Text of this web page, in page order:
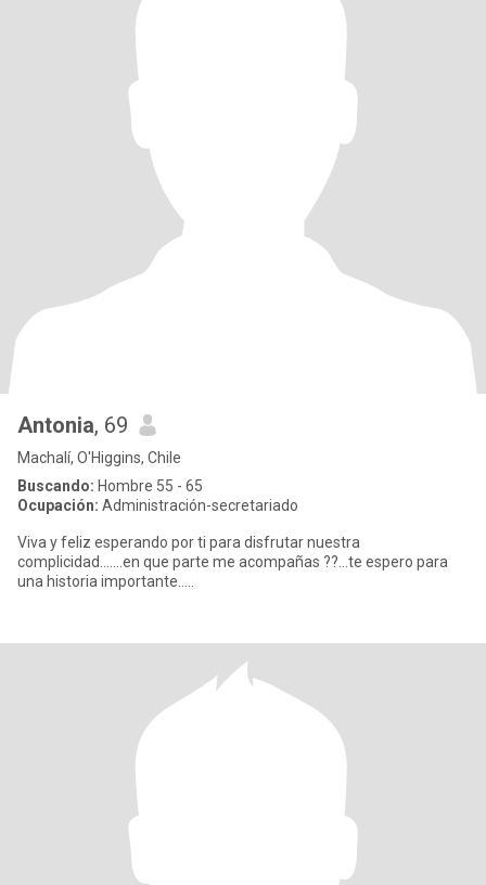
Antonia, 69
Machalí, O'Higgins, Chile
Buscando: Hombre 55 - 65
Ocupación: Administración-secretariado
Viva y feliz esperando por ti para disfrutar nuestra
complicidad.......en que parte me acompañas ??...te espero para
una historia importante.....